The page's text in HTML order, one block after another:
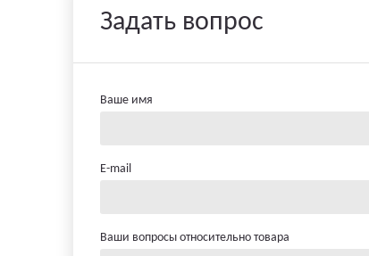
Задать вопрос
Ваше имя
E-mail
Ваши вопросы относительно товара